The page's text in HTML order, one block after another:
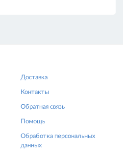
Доставка
Контакты
Обратная связь
Помощь
Обработка персональных
данных